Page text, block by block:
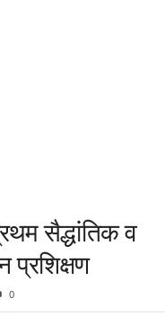
सैद्धांतिक व
प्रशिक्षण
0